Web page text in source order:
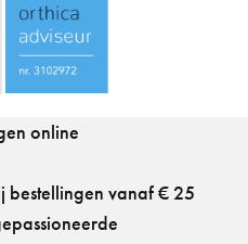
online
bestellingen vanaf € 25